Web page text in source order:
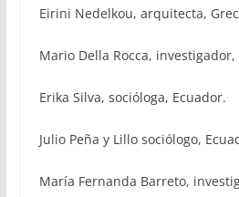
Eirini Nedelkou, arquitecta,
Mario Della Rocca,
Erika Silva, socióloga, Ecuador.
Julio Peña y Lillo sociólogo,
María Fernanda Barreto,